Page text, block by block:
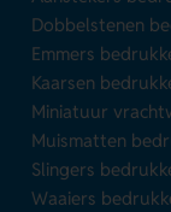
Dobbelstenen
Emmers
Kaarsen
Miniatuur
Muismatten
Slingers
Waaiers